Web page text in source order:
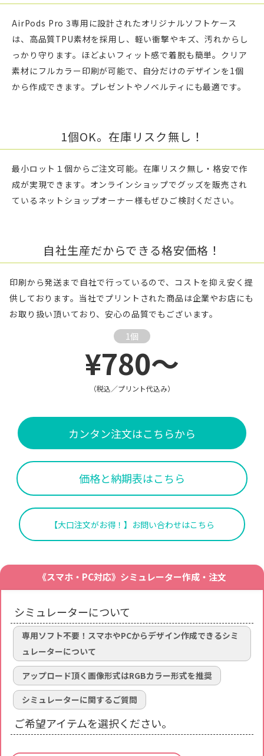
AirPods Pro 3専用に設計されたオリジナルソフトケース
は、高品質TPU素材を採用し、軽い衝撃やキズ、汚れからし
っかり守ります。ほどよいフィット感で着脱も簡単。クリア
素材にフルカラー印刷が可能で、自分だけのデザインを1個
から作成できます。プレゼントやノベルティにも最適です。
1個OK。在庫リスク無し！
最小ロット１個からご注文可能。在庫リスク無し・格安で作
成が実現できます。オンラインショップでグッズを販売され
ているネットショップオーナー様もぜひご検討ください。
自社生産だからできる格安価格！
印刷から発送まで自社で行っているので、コストを抑え安く提
供しております。当社でプリントされた商品は企業やお店にも
お取り扱い頂いており、安心の品質でもございます。
1個
¥780～
（税込／プリント代込み）
カンタン注文はこちらから
価格と納期表はこちら
【大口注文がお得！】お問い合わせはこちら
《スマホ・PC対応》シミュレーター作成・注文
シミュレーターについて
専用ソフト不要！スマホやPCからデザイン作成できるシミ
ュレーターについて
アップロード頂く画像形式はRGBカラー形式を推奨
シミュレーターに関するご質問
ご希望アイテムを選択ください。